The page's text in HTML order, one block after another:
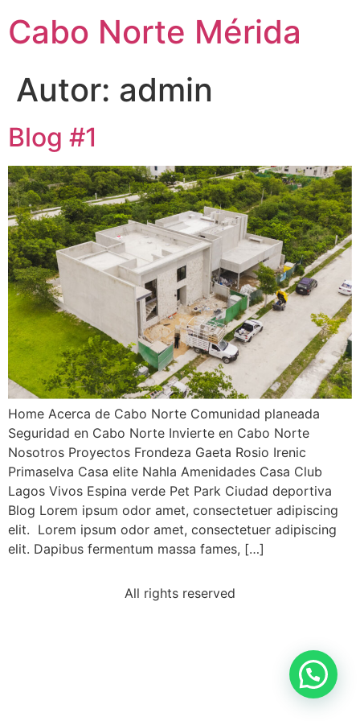
Cabo Norte Mérida
Autor: admin
Blog #1
Home Acerca de Cabo Norte Comunidad planeada
Seguridad en Cabo Norte Invierte en Cabo Norte
Nosotros Proyectos Frondeza Gaeta Rosio Irenic
Primaselva Casa elite Nahla Amenidades Casa Club
Lagos Vivos Espina verde Pet Park Ciudad deportiva
Blog Lorem ipsum odor amet, consectetuer adipiscing
elit. Lorem ipsum odor amet, consectetuer adipiscing
elit. Dapibus fermentum massa fames, […]
All rights reserved